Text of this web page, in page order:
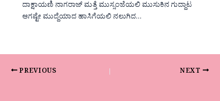
ದಾಕ್ಷಾಯಣಿ ನಾಗರಾಜ್ ಮತ್ತೆ ಮುಸ್ಸಂಜೆಯಲಿ ಮುಸುಕಿನ ಗುದ್ದಾಟ
ಆಗಷ್ಟೇ ಮುದ್ದೆಯಾದ ಹಾಸಿಗೆಯಲಿ ನಲುಗಿದ…
PREVIOUS NEXT